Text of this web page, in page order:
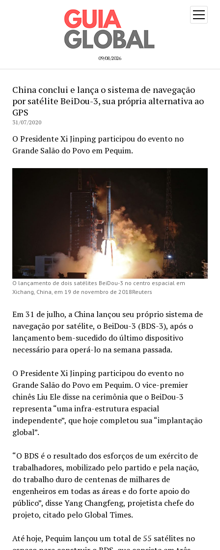
09/08/2026
open
menu
China conclui e lança o sistema de navegação
por satélite BeiDou-3, sua própria alternativa ao
GPS
31/07/2020
O Presidente Xi Jinping participou do evento no
Grande Salão do Povo em Pequim.
O lançamento de dois satélites BeiDou-3 no centro espacial em
Xichang, China, em 19 de novembro de 2018Reuters
Em 31 de julho, a China lançou seu próprio sistema de
navegação por satélite, o BeiDou-3 (BDS-3), após o
lançamento bem-sucedido do último dispositivo
necessário para operá-lo na semana passada.
O Presidente Xi Jinping participou do evento no
Grande Salão do Povo em Pequim. O vice-premier
chinês Liu Ele disse na cerimônia que o BeiDou-3
representa “uma infra-estrutura espacial
independente”, que hoje completou sua “implantação
global”.
“O BDS é o resultado dos esforços de um exército de
trabalhadores, mobilizado pelo partido e pela nação,
do trabalho duro de centenas de milhares de
engenheiros em todas as áreas e do forte apoio do
público”, disse Yang Changfeng, projetista chefe do
projeto, citado pelo Global Times.
Até hoje, Pequim lançou um total de 55 satélites no